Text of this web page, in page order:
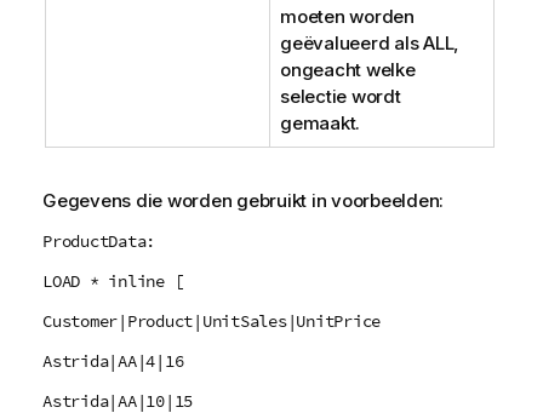
moeten worden
geëvalueerd alsALL,
ongeacht welke
selectie wordt
gemaakt.
Gegevens die worden gebruikt in voorbeelden:
ProductData:
LOAD * inline [
Customer|Product|UnitSales|UnitPrice
Astrida|AA|4|16
Astrida|AA|10|15